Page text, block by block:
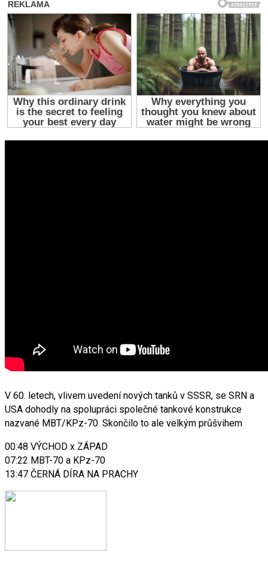
V 60. letech, vlivem uvedení nových tanků v SSSR, se SRN a
USA dohodly na spolupráci společné tankové konstrukce
nazvané MBT/KPz-70. Skončilo to ale velkým průšvihem
00:48 VÝCHOD x ZÁPAD
07:22 MBT-70 a KPz-70
13:47 ČERNÁ DÍRA NA PRACHY